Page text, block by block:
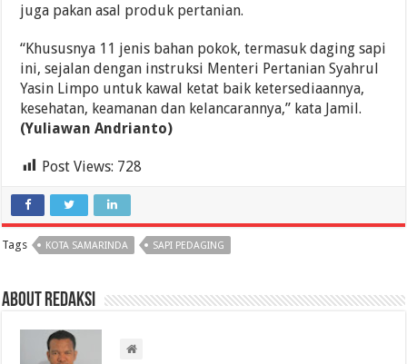
juga pakan asal produk pertanian.
“Khususnya 11 jenis bahan pokok, termasuk daging sapi
ini, sejalan dengan instruksi Menteri Pertanian Syahrul
Yasin Limpo untuk kawal ketat baik ketersediaannya,
kesehatan, keamanan dan kelancarannya,” kata Jamil.
(Yuliawan Andrianto)
Post Views: 728
Tags KOTA SAMARINDA SAPI PEDAGING
About Redaksi